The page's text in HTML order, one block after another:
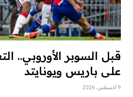
قبل السوبر الأوروبي..
على باريس ويونايتد
9 أغسطس، 2026